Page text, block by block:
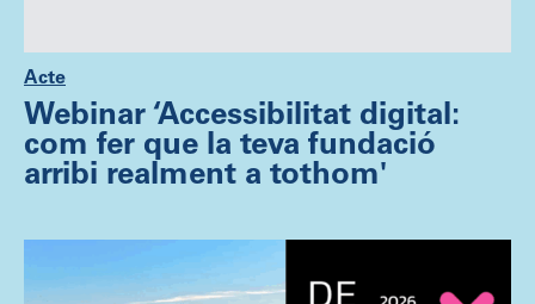
Acte
Webinar ‘Accessibilitat digital:
com fer que la teva fundació
arribi realment a tothom'